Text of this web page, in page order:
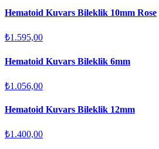
Hematoid Kuvars Bileklik 10mm Rose
₺1.595,00
Hematoid Kuvars Bileklik 6mm
₺1.056,00
Hematoid Kuvars Bileklik 12mm
₺1.400,00